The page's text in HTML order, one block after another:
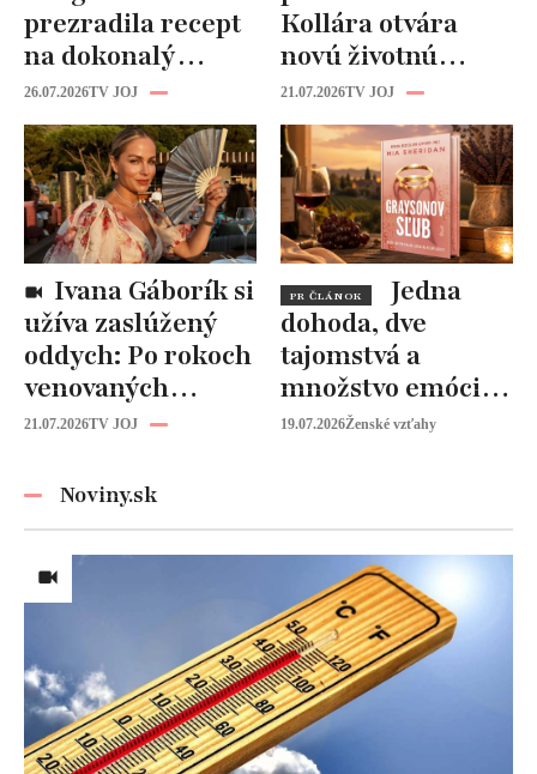
prezradila recept
na dokonalý
segedín:
Tajomstvo sa
ukrýva v tejto
ingrediencii
26.07.2026TV JOJ
Kollára otvára
novú životnú
kapitolu: Laura
Vizváryová ide
pomáhať ženám
21.07.2026TV JOJ
užíva zaslúžený
oddych: Po rokoch
venovaných
rodine prišiel čas
21.07.2026TV JOJ
PR ČLÁNOK
dohoda, dve
tajomstvá a
množstvo emócií.
Mia Sheridan a
19.07.2026Ženské vzťahy
Noviny.sk